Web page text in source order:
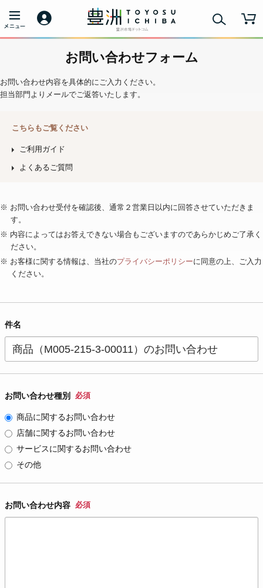
お問い合わせフォーム
お問い合わせ内容を具体的にご入力ください。
担当部門よりメールでご返答いたします。
こちらもご覧ください
ご利用ガイド
よくあるご質問
※ お問い合わせ受付を確認後、通常２営業日以内に回答させていただきま
す。
※ 内容によってはお答えできない場合もございますのであらかじめご了承く
ださい。
※ お客様に関する情報は、当社のプライバシーポリシーに同意の上、ご入力
ください。
件名
お問い合わせ種別 必須
商品に関するお問い合わせ
店舗に関するお問い合わせ
サービスに関するお問い合わせ
その他
お問い合わせ内容 必須